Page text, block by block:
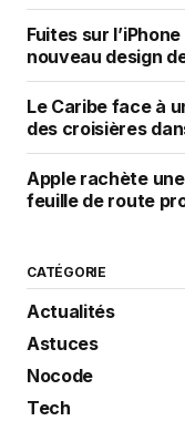
Fuites sur
nouveau design
Le Caribe face à
des croisières
Apple rachète
feuille de route
CATÉGORIE
Actualités
Astuces
Nocode
Tech